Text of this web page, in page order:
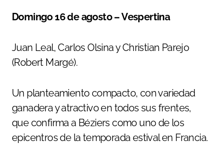
Domingo 16 de agosto – Vespertina
Juan Leal, Carlos Olsina y Christian Parejo
(Robert Margé).
Un planteamiento compacto, con variedad
ganadera y atractivo en todos sus frentes,
que confirma a Béziers como uno de los
epicentros de la temporada estival en Francia.